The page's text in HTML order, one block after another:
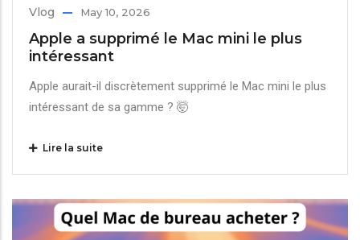
Vlog May 10, 2026
Apple a supprimé le Mac mini le plus
intéressant
Apple aurait-il discrètement supprimé le Mac mini le plus
intéressant de sa gamme ? 🤯
Lire la suite